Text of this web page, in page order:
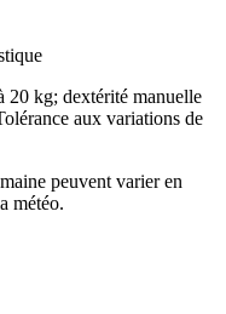
20 kg; dextérité manuelle
aux variations de
peuvent varier en
météo.